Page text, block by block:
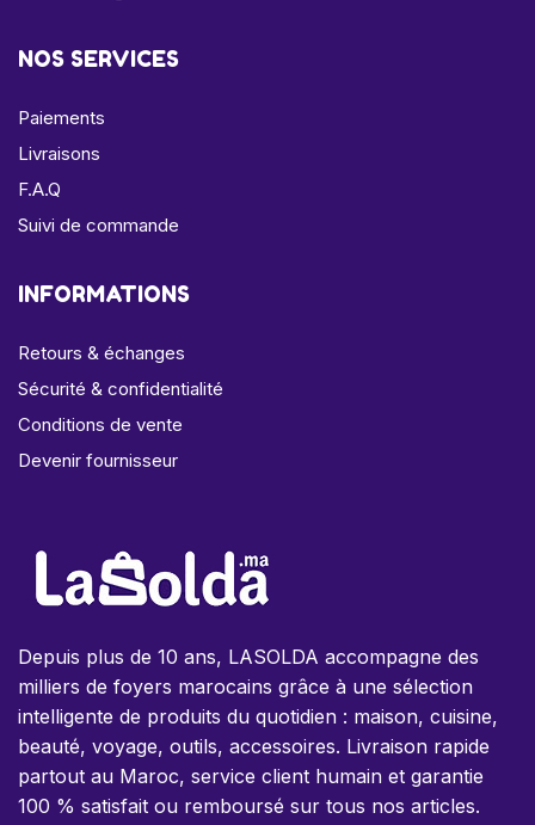
NOS SERVICES
Paiements
Livraisons
F.A.Q
Suivi de commande
INFORMATIONS
Retours & échanges
Sécurité & confidentialité
Conditions de vente
Devenir fournisseur
Depuis plus de 10 ans, LASOLDA accompagne des
milliers de foyers marocains grâce à une sélection
intelligente de produits du quotidien : maison, cuisine,
beauté, voyage, outils, accessoires. Livraison rapide
partout au Maroc, service client humain et garantie
100 % satisfait ou remboursé sur tous nos articles.